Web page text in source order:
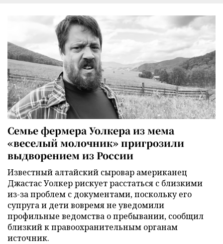
Семье фермера Уолкера из мема
«веселый молочник» пригрозили
выдворением из России
Известный алтайский сыровар американец
Джастас Уолкер рискует расстаться с близкими
из-за проблем с документами, поскольку его
супруга и дети вовремя не уведомили
профильные ведомства о пребывании, сообщил
близкий к правоохранительным органам
источник.